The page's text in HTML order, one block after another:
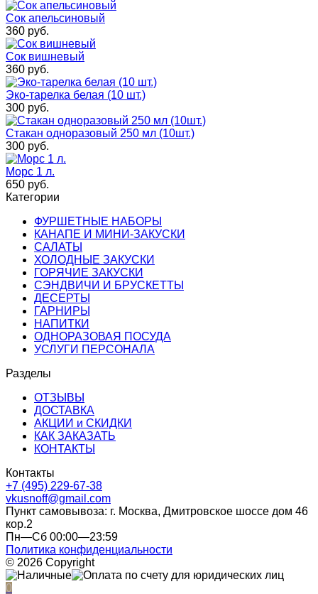
Сок апельсиновый
360 руб.
Сок вишневый
360 руб.
Эко-тарелка белая (10 шт.)
300 руб.
Стакан одноразовый 250 мл (10шт.)
300 руб.
Морс 1 л.
650 руб.
Категории
ФУРШЕТНЫЕ НАБОРЫ
КАНАПЕ И МИНИ-ЗАКУСКИ
САЛАТЫ
ХОЛОДНЫЕ ЗАКУСКИ
ГОРЯЧИЕ ЗАКУСКИ
СЭНДВИЧИ И БРУСКЕТТЫ
ДЕСЕРТЫ
ГАРНИРЫ
НАПИТКИ
ОДНОРАЗОВАЯ ПОСУДА
УСЛУГИ ПЕРСОНАЛА
Разделы
ОТЗЫВЫ
ДОСТАВКА
АКЦИИ и СКИДКИ
КАК ЗАКАЗАТЬ
КОНТАКТЫ
Контакты
+7 (495) 229-67-38
vkusnoff@gmail.com
Пункт самовывоза: г. Москва, Дмитровское шоссе дом 46
кор.2
Пн—Сб 00:00—23:59
Политика конфиденциальности
© 2026 Copyright
0